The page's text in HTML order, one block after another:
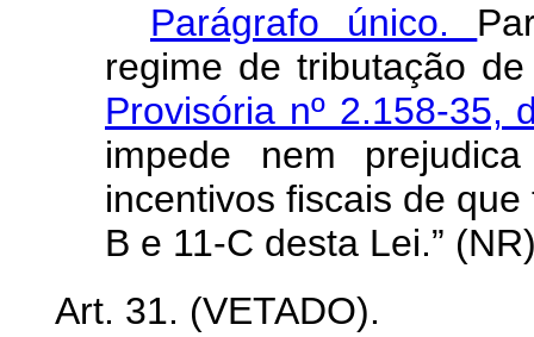
Parágrafo único.
regime de tributação
Provisória nº 2.158-
impede nem
incentivos fiscais de
B e 11-C desta Lei.”
Art. 31. (VETADO).